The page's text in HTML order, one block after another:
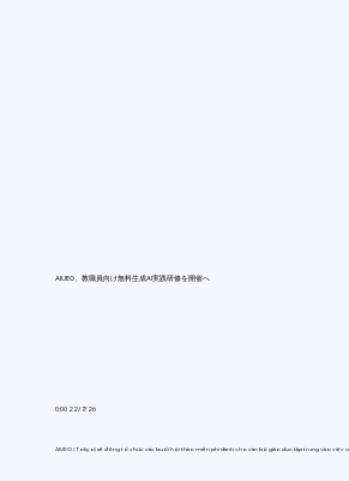
AIUEO、教職員向け無料生成AI実践研修を開催へ
0:00 22/7/26
AIUEO (Tokyo) sẽ đồng tổ chức các buổi hội thảo miễn phí dành cho cán bộ giáo dục tập trung vào việc